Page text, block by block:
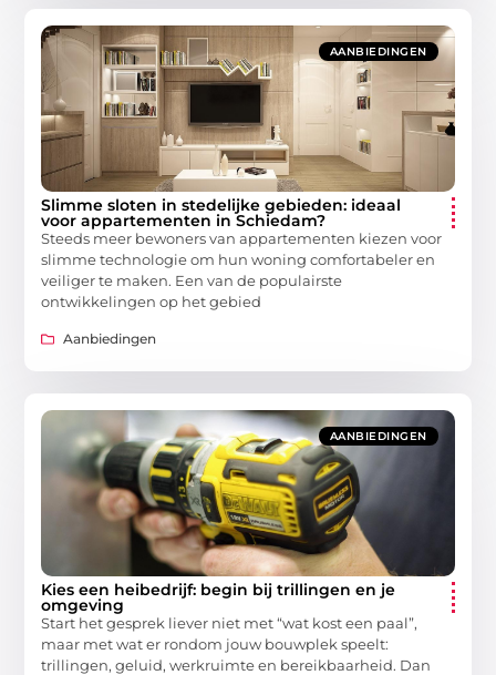
AANBIEDINGEN
Slimme sloten in stedelijke gebieden: ideaal
voor appartementen in Schiedam?
Steeds meer bewoners van appartementen kiezen voor
slimme technologie om hun woning comfortabeler en
veiliger te maken. Een van de populairste
ontwikkelingen op het gebied
Aanbiedingen
AANBIEDINGEN
Kies een heibedrijf: begin bij trillingen en je
omgeving
Start het gesprek liever niet met “wat kost een paal”,
maar met wat er rondom jouw bouwplek speelt:
trillingen, geluid, werkruimte en bereikbaarheid. Dan